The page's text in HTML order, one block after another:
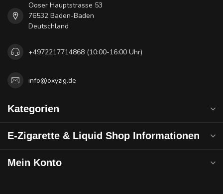
Ooser Hauptstrasse 53
76532 Baden-Baden
Deutschland
+4972217714868 (10:00-16:00 Uhr)
info@oxyzig.de
Kategorien
E-Zigarette & Liquid Shop Informationen
Mein Konto